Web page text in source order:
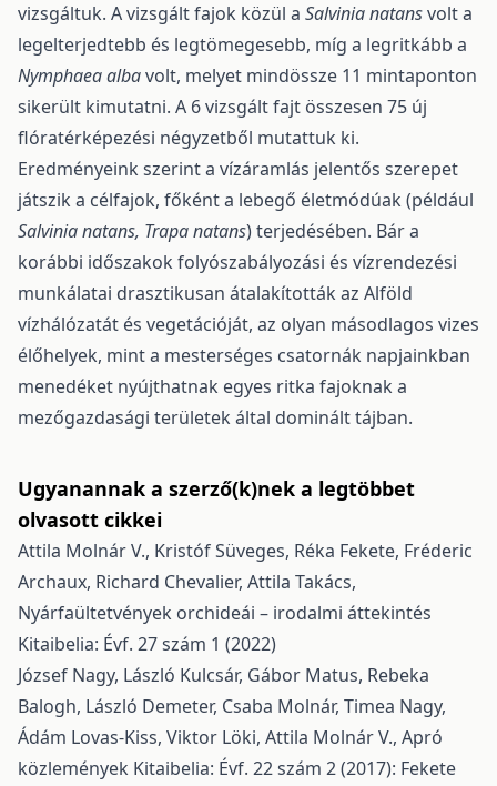
vizsgáltuk. A vizsgált fajok közül a Salvinia natansvolt a
legelterjedtebb és legtömegesebb, míg a legritkább a
Nymphaea albavolt, melyet mindös­sze 11 mintaponton
sikerült kimutatni. A 6 vizsgált fajt összesen 75 új
flóratérképezési négyzetből mutattuk ki.
Eredményeink szerint a vízáramlás jelentős szerepet
játszik a célfajok, főként a lebe­gő életmódúak (például
Salvinia natans, Trapa natans) terjedésében. Bár a
korábbi időszakok folyósza­bályozási és vízrendezési
munkálatai drasztikusan átalakították az Alföld
vízhálózatát és vegetációját, az olyan másodlagos vizes
élőhelyek, mint a mesterséges csatornák napjainkban
menedéket nyújthat­nak egyes ritka fajoknak a
mezőgazdasági területek által dominált tájban.
Ugyanannak a szerző(k)nek a legtöbbet
olvasott cikkei
Attila Molnár V., Kristóf Süveges, Réka Fekete, Fréderic
Archaux, Richard Chevalier, Attila Takács,
Nyárfaültetvények orchideái – irodalmi áttekintés
Kitaibelia: Évf. 27 szám 1 (2022)
József Nagy, László Kulcsár, Gábor Matus, Rebeka
Balogh, László Demeter, Csaba Molnár, Timea Nagy,
Ádám Lovas-Kiss, Viktor Löki, Attila Molnár V., Apró
közlemények Kitaibelia: Évf. 22 szám 2 (2017): Fekete